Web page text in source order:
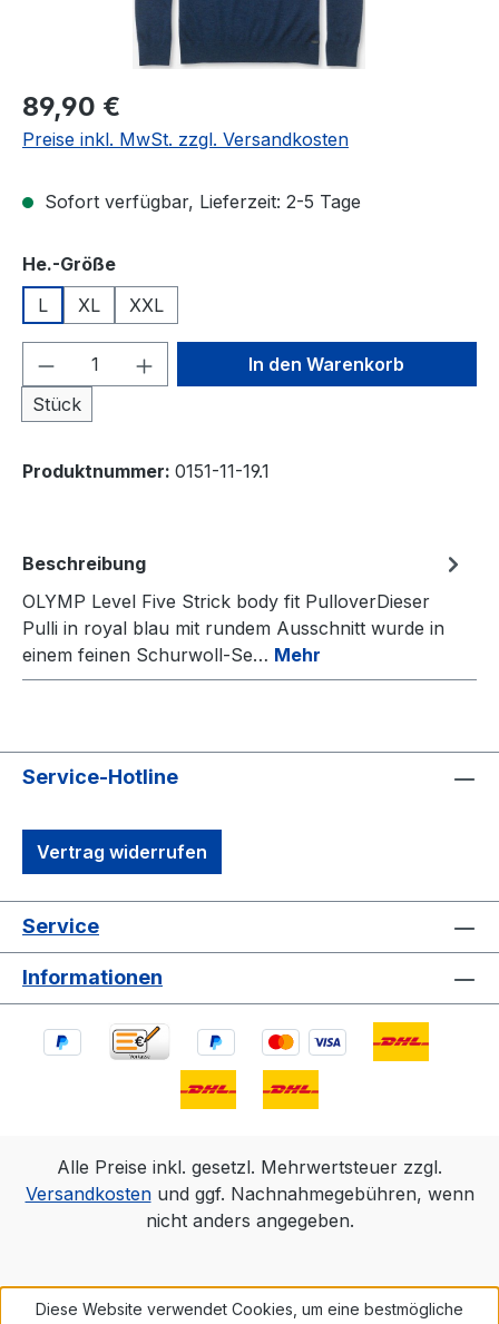
Regulärer Preis:
89,90 €
Preise inkl. MwSt. zzgl. Versandkosten
Sofort verfügbar, Lieferzeit: 2-5 Tage
He.-Größeauswählen
L
XL XXL
Produkt Anzahl: Gib den
Stück
In den Warenkorb
Produktnummer: 0151-11-19.1
Beschreibung
OLYMP Level Five Strick body fit PulloverDieser
Pulli in royal blau mit rundem Ausschnitt wurde in
einem feinen Schurwoll-Se… Mehr
Service-Hotline
Vertrag widerrufen
Service
Informationen
Alle Preise inkl. gesetzl. Mehrwertsteuer zzgl.
Versandkostenund ggf. Nachnahmegebühren, wenn
nicht anders angegeben.
Diese Website verwendet Cookies, um eine bestmögliche